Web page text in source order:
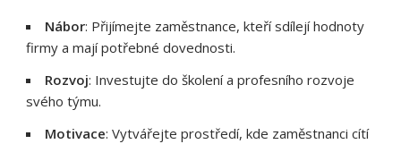
Nábor: Přijímejte zaměstnance, kteří sdílejí hodnoty
firmy a mají potřebné dovednosti.
Rozvoj: Investujte do školení a profesního rozvoje
svého týmu.
Motivace: Vytvářejte prostředí, kde zaměstnanci cítí